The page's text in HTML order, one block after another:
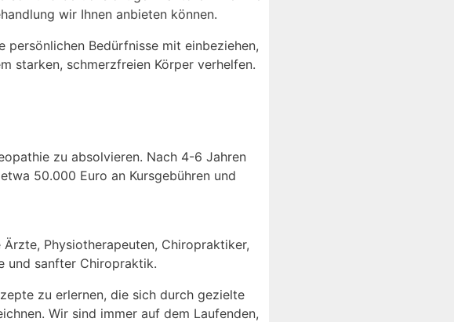
wir Ihnen anbieten können.
persönlichen Bedürfnisse mit einbeziehen,
starken, schmerzfreien Körper verhelfen.
zu absolvieren. Nach 4-6 Jahren
50.000 Euro an Kursgebühren und
Physiotherapeuten, Chiropraktiker,
und sanfter Chiropraktik.
zu erlernen, die sich durch gezielte
Wir sind immer auf dem Laufenden,